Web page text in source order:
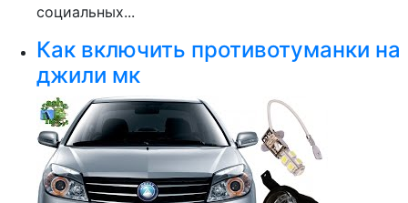
социальных...
Как включить противотуманки на
джили мк